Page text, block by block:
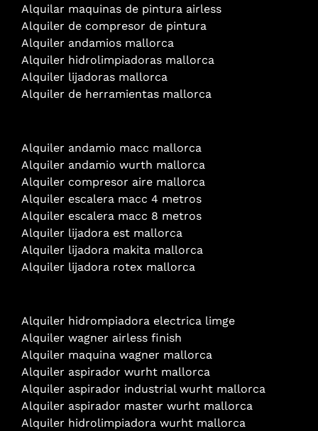
Alquilar maquinas de pintura airless
Alquiler de compresor de pintura
Alquiler andamios mallorca
Alquiler hidrolimpiadoras mallorca
Alquiler lijadoras mallorca
Alquiler de herramientas mallorca
Alquiler andamio macc mallorca
Alquiler andamio wurth mallorca
Alquiler compresor aire mallorca
Alquiler escalera macc 4 metros
Alquiler escalera macc 8 metros
Alquiler lijadora est mallorca
Alquiler lijadora makita mallorca
Alquiler lijadora rotex mallorca
Alquiler hidrompiadora electrica limge
Alquiler wagner airless finish
Alquiler maquina wagner mallorca
Alquiler aspirador wurht mallorca
Alquiler aspirador industrial wurht mallorca
Alquiler aspirador master wurht mallorca
Alquiler hidrolimpiadora wurht mallorca